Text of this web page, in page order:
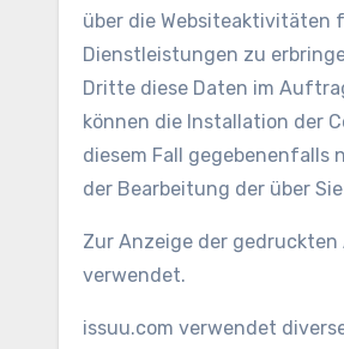
über die Websiteaktivitäten
Dienstleistungen zu
Dritte diese Daten im
können die Installation der
diesem Fall gegebenenfalls
der Bearbeitung der über
Zur Anzeige der
verwendet.
issuu.com verwendet